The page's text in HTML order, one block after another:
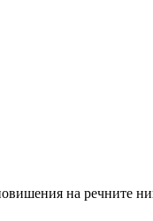
на речните